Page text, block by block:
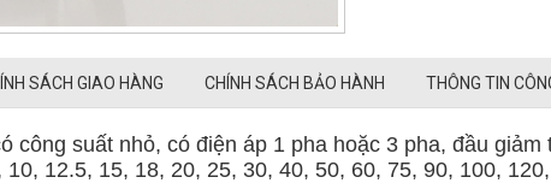
12.5, 15, 18, 20, 25, 30, 40, 50, 60, 75, 90, 100, 120,
THAY THẾsản phẩm bị hư hỏng chúng tôi sẽ cung
SỐ trước khi mua để khách hàng mua đúng sản
về LẮP ĐẶT MỚIchúng tôi sẽ cung cấp đầy đủ hình